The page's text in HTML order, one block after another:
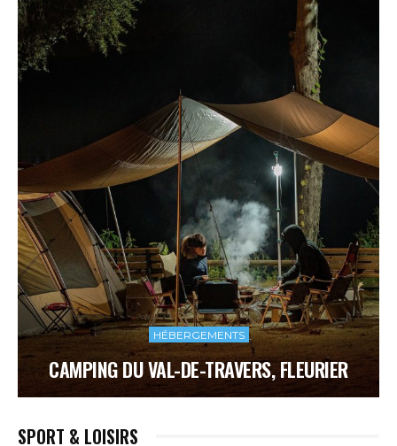
HÉBERGEMENTS
CAMPING DU VAL-DE-TRAVERS, FLEURIER
SPORT & LOISIRS